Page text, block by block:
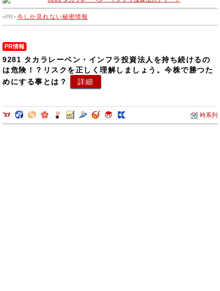
今しか見れない秘密情報
PR情報
9281 タカラレーベン・インフラ投資法人を持ち続けるの
は危険！？リスクを正しく理解しましょう。今株で勝つた
めにする事とは？
詳細
時系列